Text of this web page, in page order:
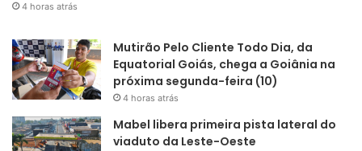
4 horas atrás
Mutirão Pelo Cliente Todo Dia, da
Equatorial Goiás, chega a Goiânia na
próxima segunda-feira (10)
4 horas atrás
Mabel libera primeira pista lateral do
viaduto da Leste-Oeste